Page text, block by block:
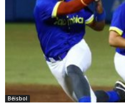
Béisbol